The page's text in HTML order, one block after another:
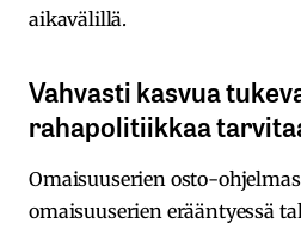
aikavälillä.
Vahvasti kasvua
rahapolitiikkaa
Omaisuuserien osto-
omaisuuserien erääntyessä